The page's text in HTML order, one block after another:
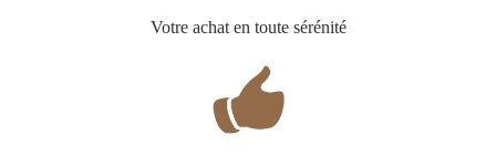
Votre achat en toute sérénité